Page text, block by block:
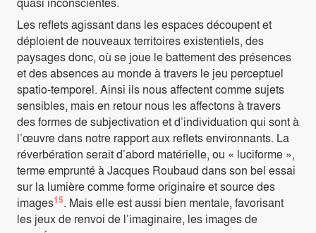
Les reflets agissant dans les espaces découpent et
déploient de nouveaux territoires existentiels, des
paysages donc, où se joue le battement des présences
et des absences au monde à travers le jeu perceptuel
spatio-temporel. Ainsi ils nous affectent comme sujets
sensibles, mais en retour nous les affectons à travers
des formes de subjectivation et d’individuation qui sont à
l’œuvre dans notre rapport aux reflets environnants. La
réverbération serait d’abord matérielle, ou « luciforme »,
terme emprunté à Jacques Roubaud dans son bel essai
sur la lumière comme forme originaire et source des
images15. Mais elle est aussi bien mentale, favorisant
les jeux de renvoi de l’imaginaire, les images de